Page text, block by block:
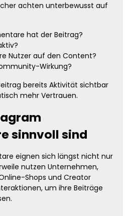
achten unterbewusst auf
hat der Beitrag?
Nutzer auf den Content?
Wirkung?
bereits Aktivität sichtbar
mehr Vertrauen.
sinnvoll sind
eignen sich längst nicht nur
nutzen Unternehmen,
Shops und Creator
um ihre Beiträge